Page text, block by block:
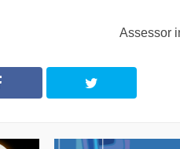
Assessor